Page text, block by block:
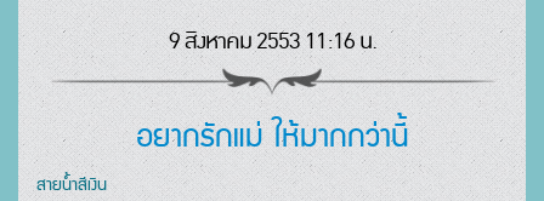
9 สิงหาคม 2553 11:16 น.
อยากรักแม่ ให้มากกว่านี้
สายน้ำสีเงิน